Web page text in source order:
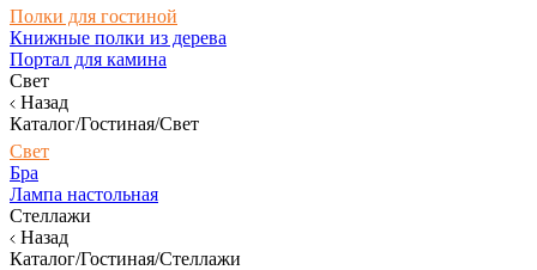
Полки для гостиной
Книжные полки из дерева
Портал для камина
Свет
Назад
Каталог/Гостиная/Свет
Свет
Бра
Лампа настольная
Стеллажи
Назад
Каталог/Гостиная/Стеллажи